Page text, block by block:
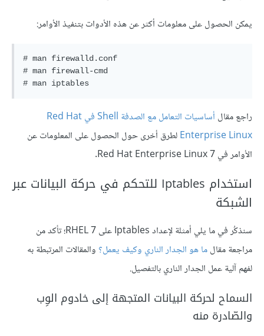
يمكن الحصول على معلومات أكثر عن هذه الأدوات بتنفيذ الأوامر:
# man firewalld.conf
# man firewall-cmd
# man iptables
راجع مقال
أساسيات التعامل مع الصدفة Shell في Red Hat
Enterprise Linuxلطرق أخرى حول الحصول على المعلومات عن
الأوامر في Red Hat Enterprise Linux 7.
استخدام Iptables للتحكم في حركة البيانات عبر
الشبكة
سنذكُر في ما يلي أمثلة لإعداد Iptables على RHEL 7؛ تأكد من
مراجعة مقالما هو الجدار الناري وكيف يعمل؟ والمقالات المرتبطة به
لفهم آلية عمل الجدار الناري بالتفصيل.
السماح لحركة البيانات المتجهة إلى خادوم الوِب
والصّادرة منه